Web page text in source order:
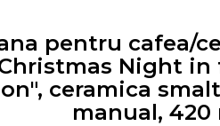
pentru cafea/
Night in
ceramica
manual, 420